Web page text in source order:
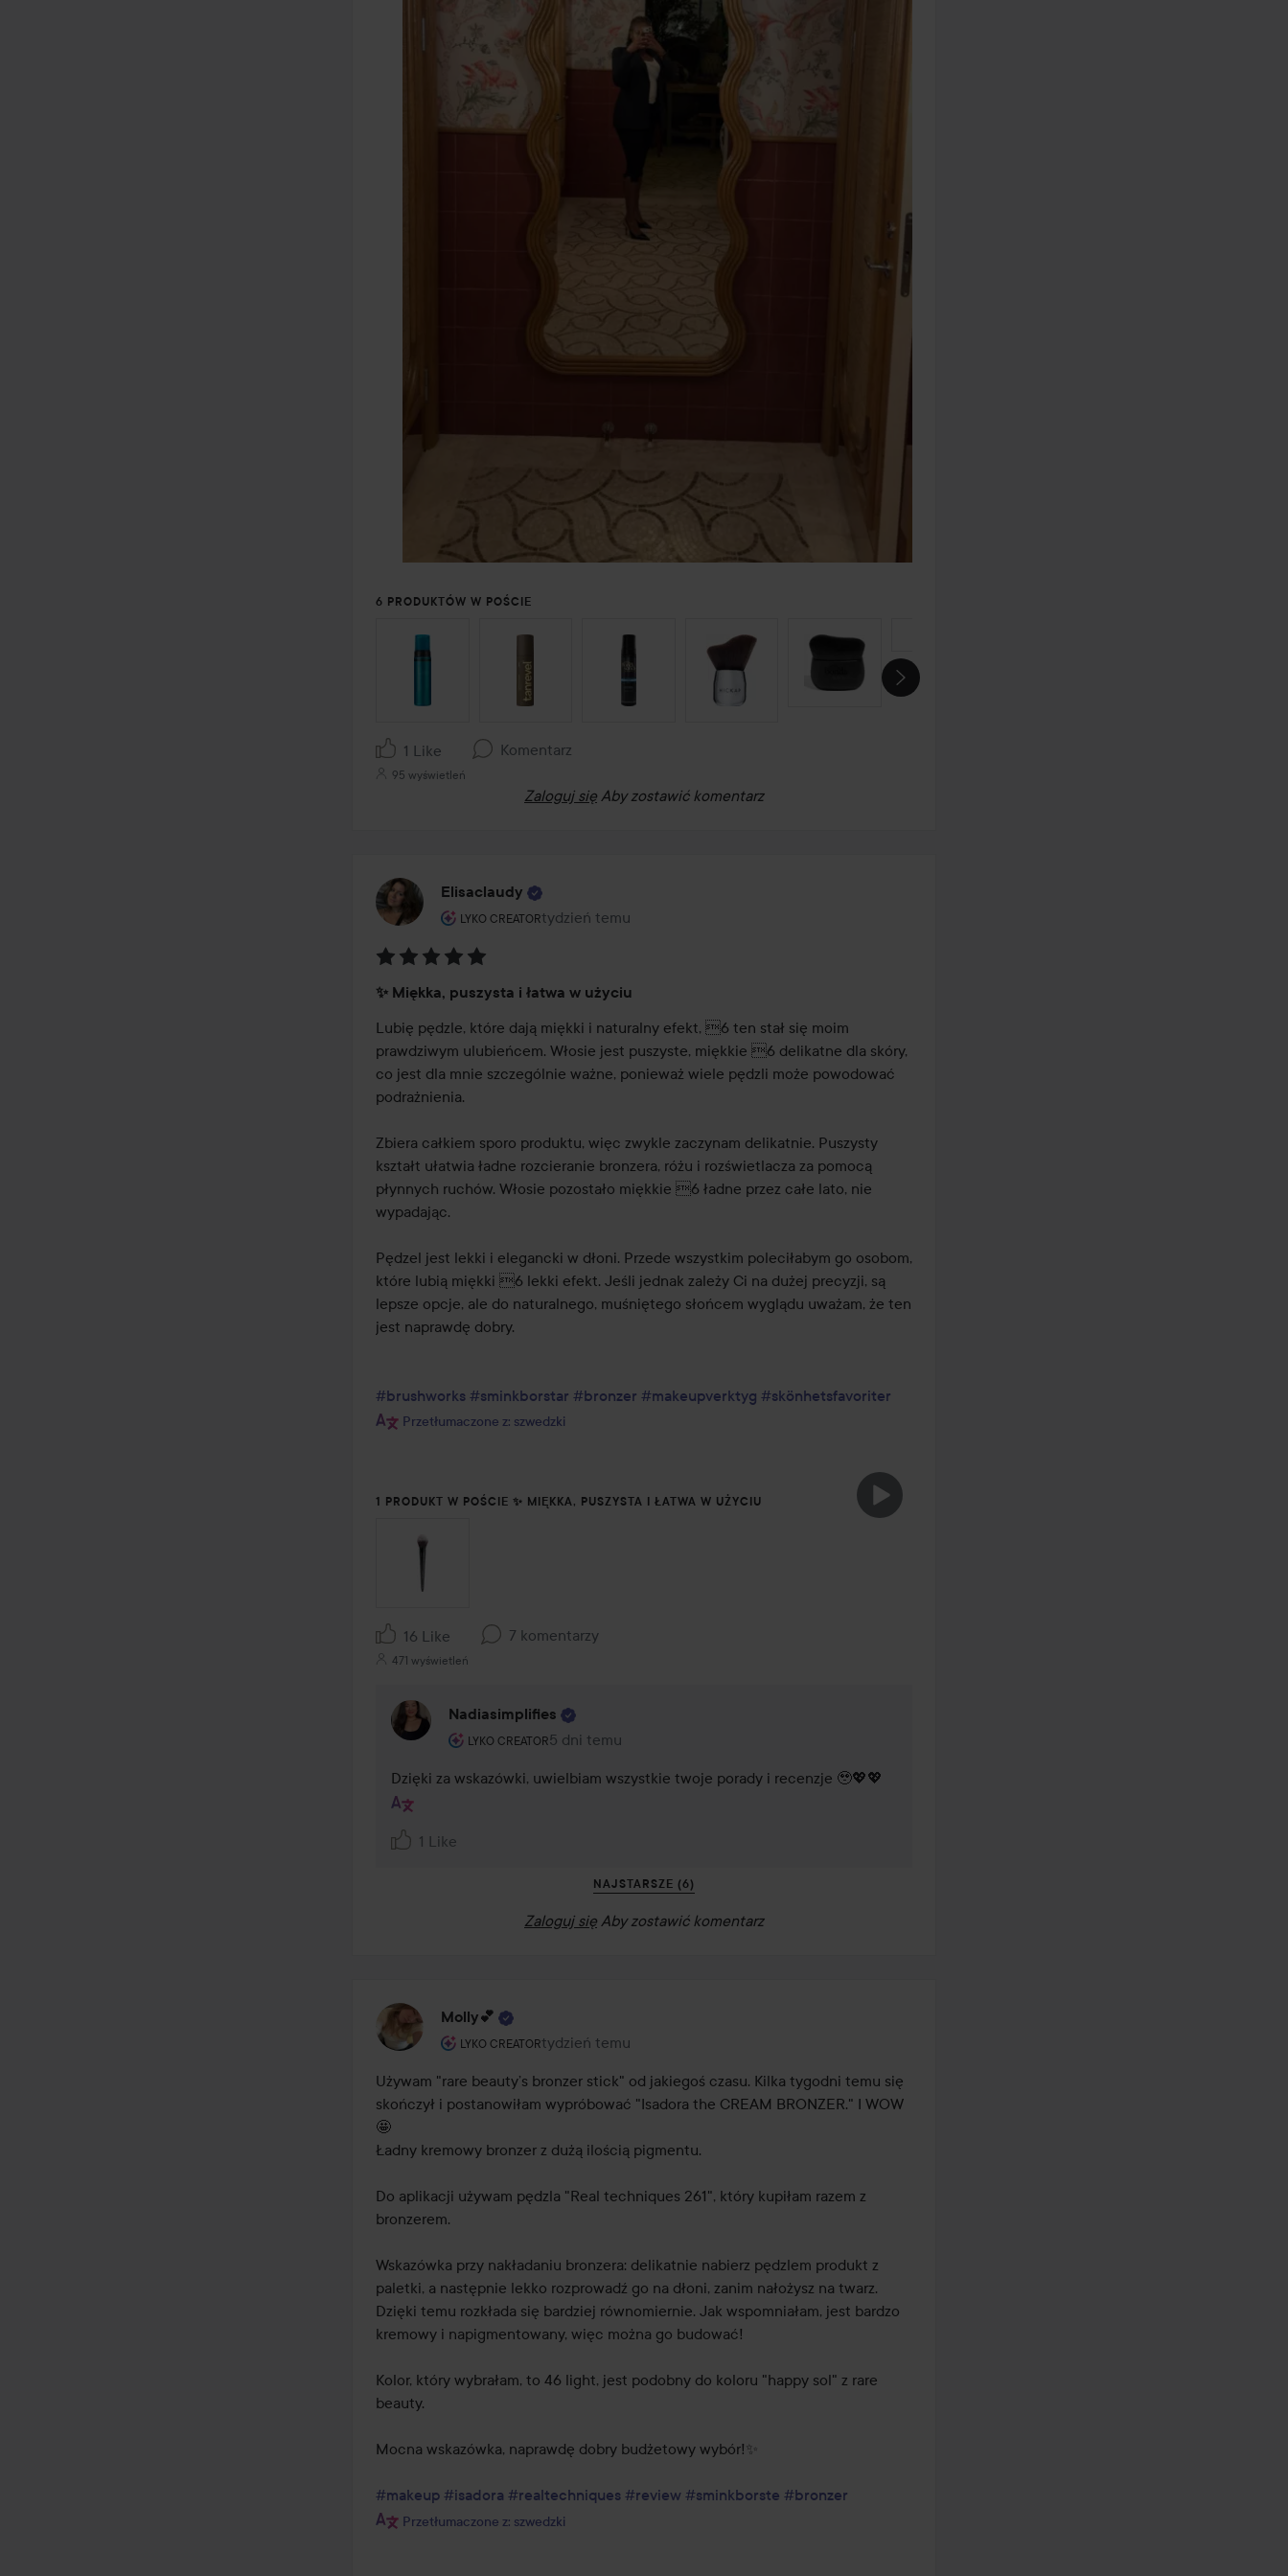
6 PRODUKTÓW W POŚCIE
1 Like Komentarz
95 wyświetleń
Zaloguj się Aby zostawić komentarz
Elisaclaudy
LYKO CREATOR
Rola użytkownika: Lyko Creator.
tydzień temu
Post został utworzony tydzień temu
5
z
5
✨ Miękka, puszysta i łatwa w użyciu
Lubię pędzle, które dają miękki i naturalny efekt, 6 ten stał się moim
prawdziwym ulubieńcem. Włosie jest puszyste, miękkie 6 delikatne dla skóry,
co jest dla mnie szczególnie ważne, ponieważ wiele pędzli może powodować
podrażnienia.
Zbiera całkiem sporo produktu, więc zwykle zaczynam delikatnie. Puszysty
kształt ułatwia ładne rozcieranie bronzera, różu i rozświetlacza za pomocą
płynnych ruchów. Włosie pozostało miękkie 6 ładne przez całe lato, nie
wypadając.
Pędzel jest lekki i elegancki w dłoni. Przede wszystkim poleciłabym go osobom,
które lubią miękki 6 lekki efekt. Jeśli jednak zależy Ci na dużej precyzji, są
lepsze opcje, ale do naturalnego, muśniętego słońcem wyglądu uważam, że ten
jest naprawdę dobry.
#brushworks #sminkborstar #bronzer #makeupverktyg #skönhetsfavoriter
Przetłumaczone z: szwedzki
1 PRODUKT W POŚCIE ✨ MIĘKKA, PUSZYSTA I ŁATWA W UŻYCIU
16 Like 7 komentarzy
471 wyświetleń
Nadiasimplifies
LYKO CREATOR
Rola użytkownika: Lyko Creator.
5 dni temu
Komentarz został dodany 5 dni temu
Dzięki za wskazówki, uwielbiam wszystkie twoje porady i recenzje 🥹💖💖
1 Like
NAJSTARSZE (6)
Zaloguj się Aby zostawić komentarz
Molly💕
LYKO CREATOR
Rola użytkownika: Lyko Creator.
tydzień temu
Post został utworzony tydzień temu
Używam "rare beauty’s bronzer stick" od jakiegoś czasu. Kilka tygodni temu się
skończył i postanowiłam wypróbować "Isadora the CREAM BRONZER." I WOW
🤩
Ładny kremowy bronzer z dużą ilością pigmentu.
Do aplikacji używam pędzla "Real techniques 261", który kupiłam razem z
bronzerem.
Wskazówka przy nakładaniu bronzera: delikatnie nabierz pędzlem produkt z
paletki, a następnie lekko rozprowadź go na dłoni, zanim nałożysz na twarz.
Dzięki temu rozkłada się bardziej równomiernie. Jak wspomniałam, jest bardzo
kremowy i napigmentowany, więc można go budować!
Kolor, który wybrałam, to 46 light, jest podobny do koloru "happy sol" z rare
beauty.
Mocna wskazówka, naprawdę dobry budżetowy wybór!✨
#makeup #isadora #realtechniques #review #sminkborste #bronzer
Przetłumaczone z: szwedzki